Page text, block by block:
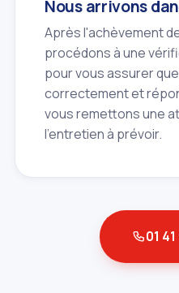
Nous arrivons
Après l'achèvement
procédons à une
pour vous assurer
correctement et
vous remettons une
l'entretien à prévoir.
01